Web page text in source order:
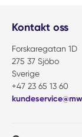
Kontakt oss
Forskaregatan 1D
275 37 Sjöbo
Sverige
+47 23 65 13 60